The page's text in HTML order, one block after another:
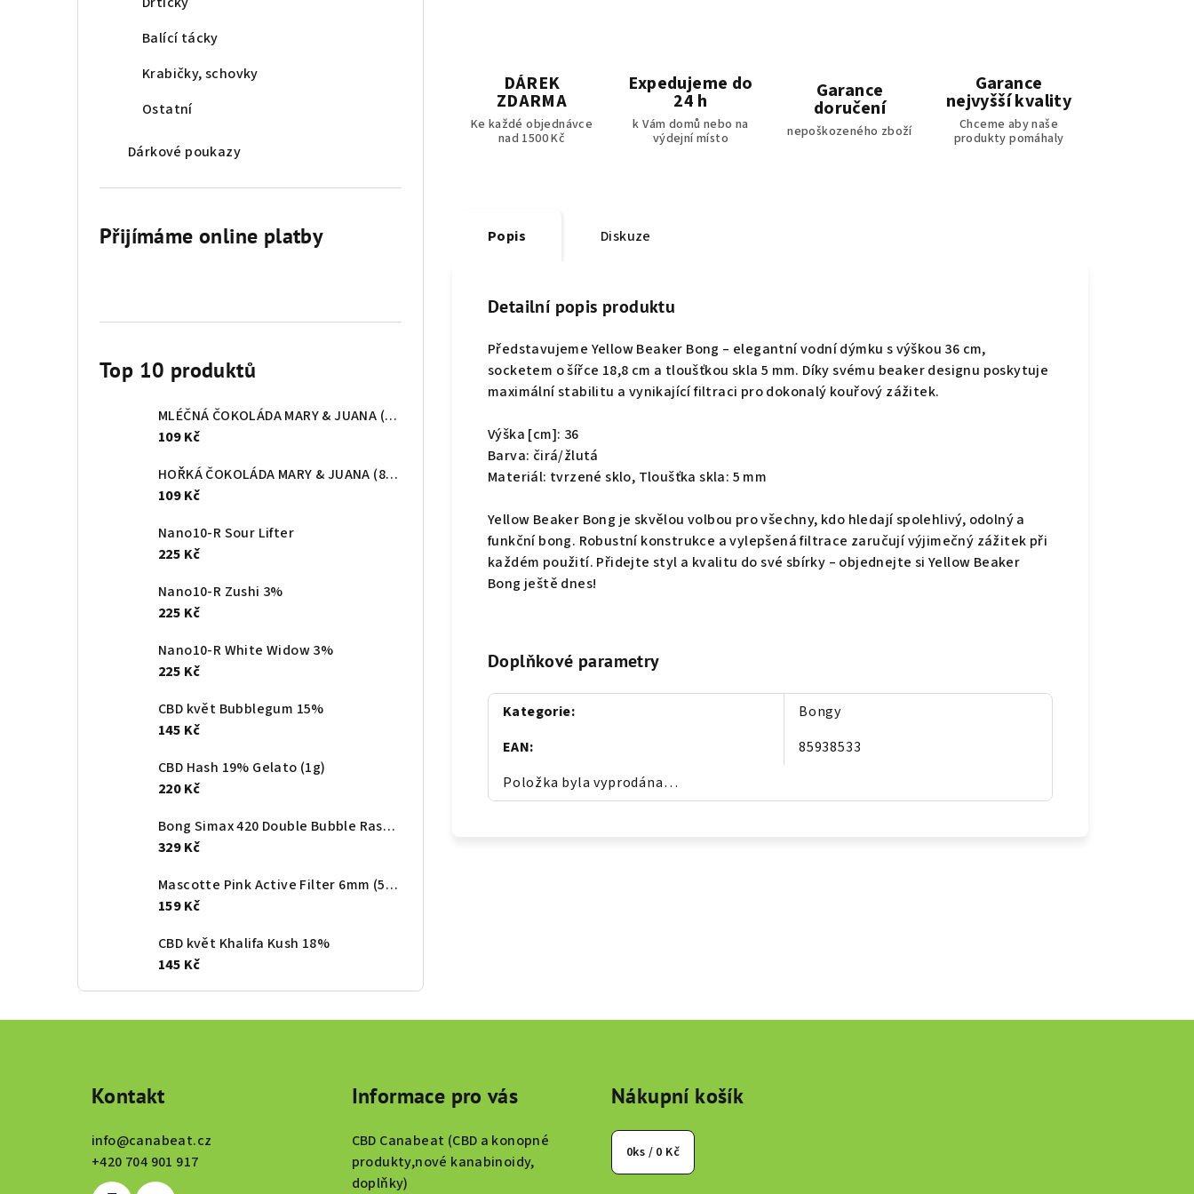
Balící tácky
Krabičky, schovky
Ostatní
Dárkové poukazy
Přijímáme online platby
Top 10 produktů
MLÉČNÁ ČOKOLÁDA MARY & JUANA (80g)
109 Kč
HOŘKÁ ČOKOLÁDA MARY & JUANA (80g)
109 Kč
Nano10-R Sour Lifter
225 Kč
Nano10-R Zushi 3%
225 Kč
Nano10-R White Widow 3%
225 Kč
CBD květ Bubblegum 15%
145 Kč
CBD Hash 19% Gelato (1g)
220 Kč
Bong Simax 420 Double Bubble Rasta 23 cm
329 Kč
Mascotte Pink Active Filter 6mm (50ks/bal)
159 Kč
CBD květ Khalifa Kush 18%
145 Kč
DÁREK
ZDARMA
Ke každé objednávce
nad 1500 Kč
Expedujeme do
24 h
k Vám domů nebo na
výdejní místo
Garance
doručení
nepoškozeného zboží
Garance
nejvyšší kvality
Chceme aby naše
produkty pomáhaly
Popis Diskuze
Detailní popis produktu
Představujeme Yellow Beaker Bong – elegantní vodní dýmku s výškou 36 cm,
socketem o šířce 18,8 cm a tloušťkou skla 5 mm. Díky svému beaker designu poskytuje
maximální stabilitu a vynikající filtraci pro dokonalý kouřový zážitek.
Výška [cm]: 36
Barva: čirá/žlutá
Materiál: tvrzené sklo, Tloušťka skla: 5 mm
Yellow Beaker Bong je skvělou volbou pro všechny, kdo hledají spolehlivý, odolný a
funkční bong. Robustní konstrukce a vylepšená filtrace zaručují výjimečný zážitek při
každém použití. Přidejte styl a kvalitu do své sbírky – objednejte si Yellow Beaker
Bong ještě dnes!
Doplňkové parametry
Kategorie:
Bongy
EAN:
85938533
Položka byla vyprodána…
Kontakt
info@canabeat.cz
+420 704 901 917
Informace pro vás
CBD Canabeat (CBD a konopné
produkty,nové kanabinoidy,
doplňky)
Nákupní košík
0ks / 0 Kč